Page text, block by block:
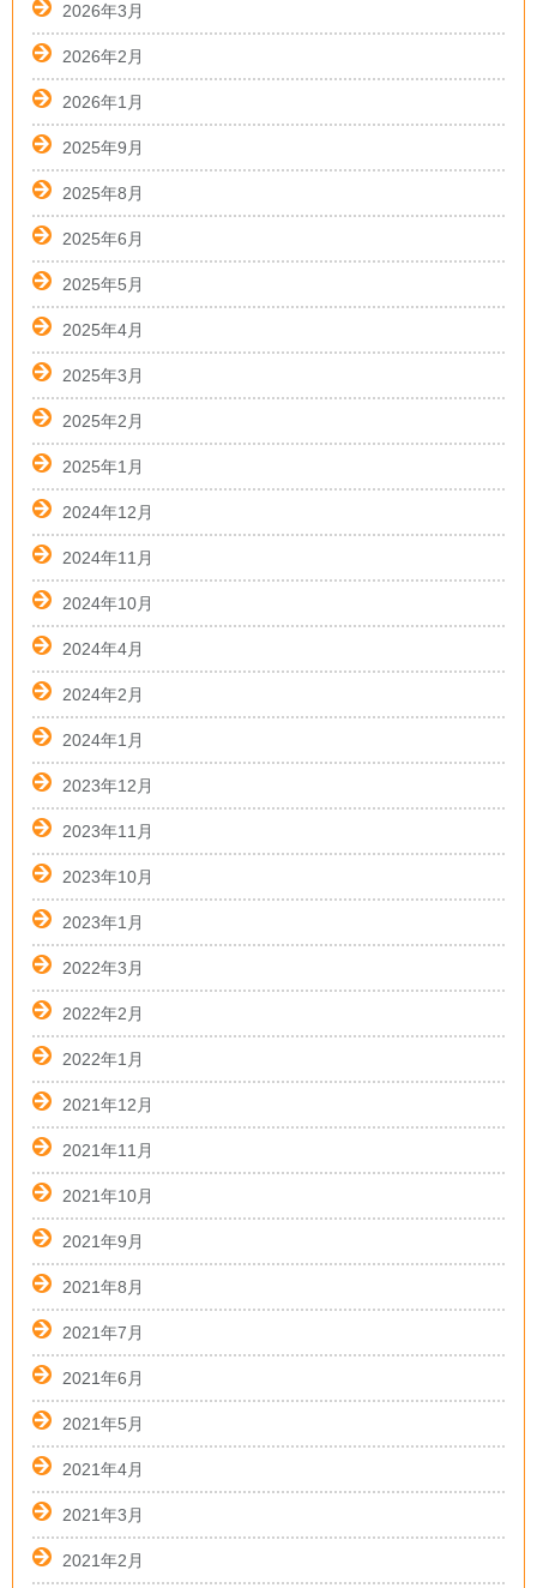
2026年3月
2026年2月
2026年1月
2025年9月
2025年8月
2025年6月
2025年5月
2025年4月
2025年3月
2025年2月
2025年1月
2024年12月
2024年11月
2024年10月
2024年4月
2024年2月
2024年1月
2023年12月
2023年11月
2023年10月
2023年1月
2022年3月
2022年2月
2022年1月
2021年12月
2021年11月
2021年10月
2021年9月
2021年8月
2021年7月
2021年6月
2021年5月
2021年4月
2021年3月
2021年2月